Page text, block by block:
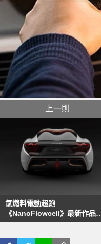
上一則
氫燃料電動超跑
《NanoFlowcell》最新作品
《Quant 48Volt》續航力可達